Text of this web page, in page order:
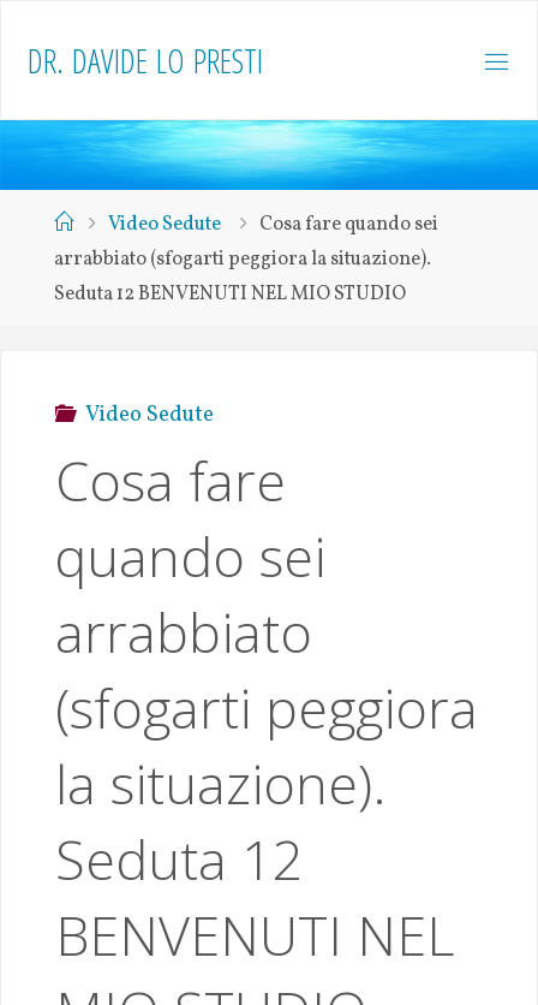
DR. DAVIDE LO PRESTI
Video Sedute
Cosa fare quando sei
arrabbiato (sfogarti peggiora la situazione).
Seduta 12 BENVENUTI NEL MIO STUDIO
Video Sedute
Cosa fare
quando sei
arrabbiato
(sfogarti peggiora
la situazione).
Seduta 12
BENVENUTI NEL